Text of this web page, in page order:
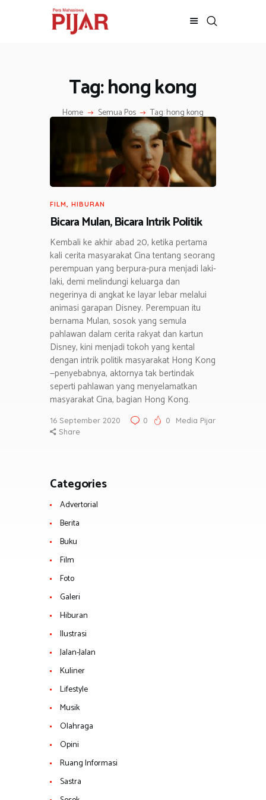
Tag: hong kong
Home Semua Pos Tag: hong kong
BERITA
ADVERTORIAL
SOSOK
HIBURAN
JALAN-JALAN
GAYA HIDUP
OLAHRAGA
OPINI
FILM HIBURAN
Bicara Mulan, Bicara Intrik Politik
Kembali ke akhir abad 20, ketika pertama
kali cerita masyarakat Cina tentang seorang
perempuan yang berpura-pura menjadi laki-
laki, demi melindungi keluarga dan
negerinya di angkat ke layar lebar melalui
animasi garapan Disney. Perempuan itu
bernama Mulan, sosok yang semula
pahlawan dalam cerita rakyat dan kartun
Disney, kini menjadi tokoh yang kental
dengan intrik politik masyarakat Hong Kong
—penyebabnya, aktornya tak bertindak
seperti pahlawan yang menyelamatkan
masyarakat Cina, bagian Hong Kong.
16 September 2020 0 0
Media Pijar
Share
Categories
Advertorial
Berita
Buku
Film
Foto
Galeri
Hiburan
Ilustrasi
Jalan-Jalan
Kuliner
Lifestyle
Musik
Olahraga
Opini
Ruang Informasi
Sastra